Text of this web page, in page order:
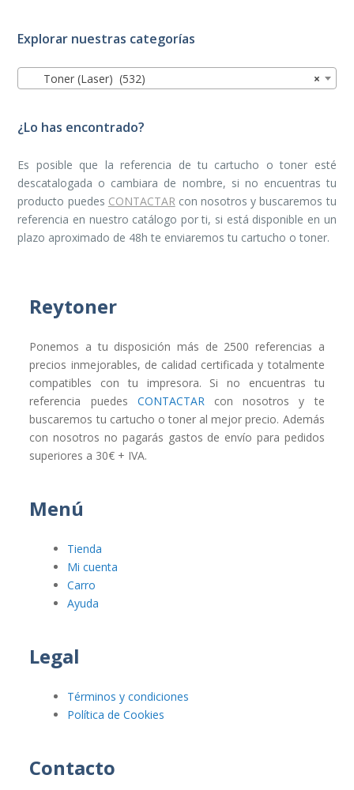
Explorar nuestras categorías
×
Toner (Laser) (532)
¿Lo has encontrado?
Es posible que la referencia de tu cartucho o toner esté
descatalogada o cambiara de nombre, si no encuentras tu
producto puedes CONTACTARcon nosotros y buscaremos tu
referencia en nuestro catálogo por ti, si está disponible en un
plazo aproximado de 48h te enviaremos tu cartucho o toner.
Reytoner
Ponemos a tu disposición más de 2500 referencias a
precios inmejorables, de calidad certificada y totalmente
compatibles con tu impresora. Si no encuentras tu
referencia puedes CONTACTARcon nosotros y te
buscaremos tu cartucho o toner al mejor precio. Además
con nosotros no pagarás gastos de envío para pedidos
superiores a 30€ + IVA.
Menú
Tienda
Mi cuenta
Carro
Ayuda
Legal
Términos y condiciones
Política de Cookies
Contacto